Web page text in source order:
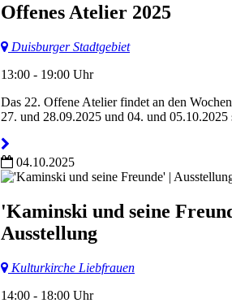
Offenes Atelier 2025
Duisburger Stadtgebiet
13:00 - 19:00 Uhr
Das 22. Offene Atelier findet an den
27. und 28.09.2025 und 04. und
04.10.2025
'Kaminski und seine
Ausstellung
Kulturkirche Liebfrauen
14:00 - 18:00 Uhr